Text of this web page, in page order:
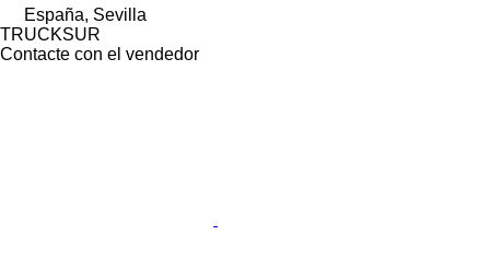
España, Sevilla
TRUCKSUR
Contacte con el vendedor